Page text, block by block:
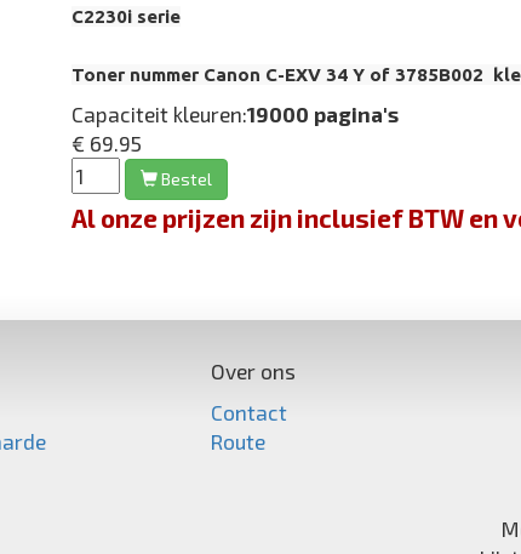
C2230i serie
Toner nummer Canon C-EXV 34 Y of 3785B002
Capaciteit kleuren:19000 pagina's
€ 69.95
Bestel
Al onze prijzen zijn inclusief BTW en
Over ons
Contact
Route